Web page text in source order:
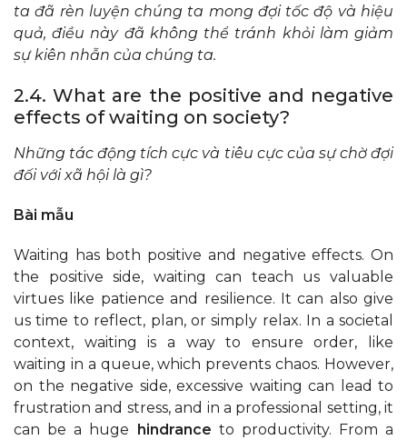
ta đã rèn luyện chúng ta mong đợi tốc độ và hiệu
quả, điều này đã không thể tránh khỏi làm giảm
sự kiên nhẫn của chúng ta.
2.4. What are the positive and negative
effects of waiting on society?
Những tác động tích cực và tiêu cực của sự chờ đợi
đối với xã hội là gì?
Bài mẫu
Waiting has both positive and negative effects. On
the positive side, waiting can teach us valuable
virtues like patience and resilience. It can also give
us time to reflect, plan, or simply relax. In a societal
context, waiting is a way to ensure order, like
waiting in a queue, which prevents chaos. However,
on the negative side, excessive waiting can lead to
frustration and stress, and in a professional setting, it
can be a huge
hindrance to productivity. From a